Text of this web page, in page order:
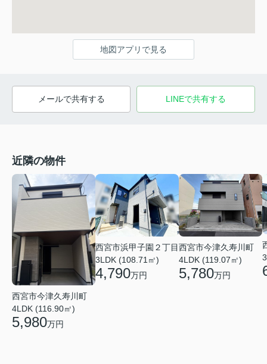
地図アプリで見る
メールで共有する LINEで共有する
近隣の物件
西宮市今津久寿川町
4LDK (116.90㎡)
5,980万円
西宮市浜甲子園２丁目
3LDK (108.71㎡)
4,790万円
西宮市今津久寿川町
4LDK (119.07㎡)
5,780万円